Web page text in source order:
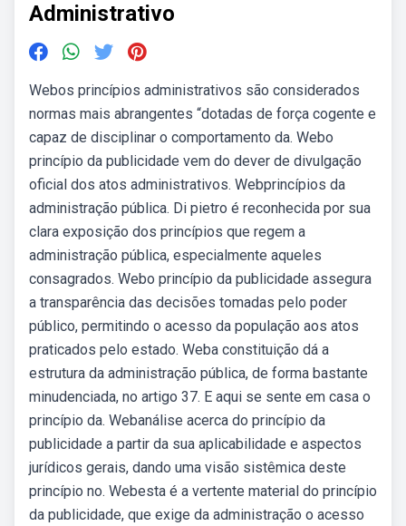
Administrativo
Webos princípios administrativos são considerados
normas mais abrangentes “dotadas de força cogente e
capaz de disciplinar o comportamento da. Webo
princípio da publicidade vem do dever de divulgação
oficial dos atos administrativos. Webprincípios da
administração pública. Di pietro é reconhecida por sua
clara exposição dos princípios que regem a
administração pública, especialmente aqueles
consagrados. Webo princípio da publicidade assegura
a transparência das decisões tomadas pelo poder
público, permitindo o acesso da população aos atos
praticados pelo estado. Weba constituição dá a
estrutura da administração pública, de forma bastante
minudenciada, no artigo 37. E aqui se sente em casa o
princípio da. Webanálise acerca do princípio da
publicidade a partir da sua aplicabilidade e aspectos
jurídicos gerais, dando uma visão sistêmica deste
princípio no. Webesta é a vertente material do princípio
da publicidade, que exige da administração o acesso